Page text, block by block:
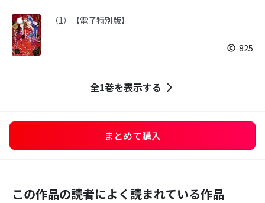
（1）【電子特別版】
825
全1巻を表示する
まとめて購入
この作品の読者によく読まれている作品